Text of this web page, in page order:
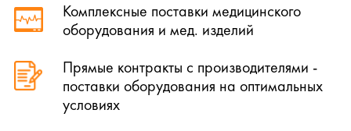
Комплексные поставки медицинского
оборудования и мед. изделий
Прямые контракты с производителями -
поставки оборудования на оптимальных
условиях